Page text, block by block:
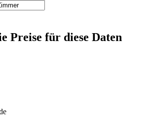
Preise für diese Daten